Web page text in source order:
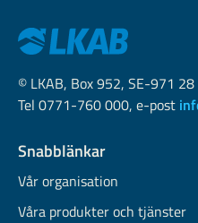
© LKAB, Box 952, SE-971
Tel 0771-760 000, e-post
Snabblänkar
Vår organisation
Våra produkter och tjänster